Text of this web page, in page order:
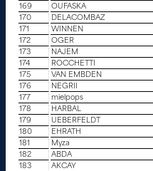
169
OUFASKA
170
DELACOMBAZ
171
WINNEN
172
OGER
173
NAJEM
174
ROCCHETTI
175
VAN EMBDEN
176
NEGRII
177
mielpops
178
HARBAL
179
UEBERFELDT
180
EHRATH
181
Myza
182
ABDA
183
AKCAY